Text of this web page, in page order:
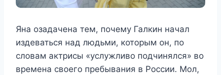
Яна озадачена тем, почему Галкин начал
издеваться над людьми, которым он, по
словам актрисы «услужливо подчинялся» во
времена своего пребывания в России. Мол,